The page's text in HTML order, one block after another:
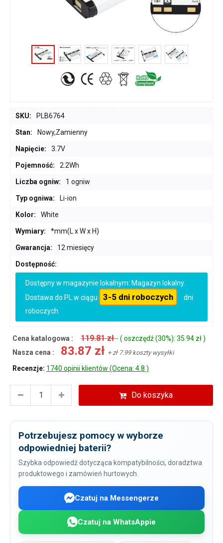
SKU: PLB6764
Stan: Nowy,Zamienny
Napięcie: 3.7V
Pojemność: 2.2Wh
Liczba ogniw: 1 ogniw
Typ ogniwa: Li-ion
Kolor: White
Wymiary: *mm(L x W x H)
Gwarancja: 12 miesięcy
Dostępność:
Dostępny w magazynie lokalnym: Magazyn lokalny.
Dostawa do PL w ciągu
3-5 dni roboczych
dni
roboczych.
Cena katalogowa : 119.81 zł- ( oszczędź (30%): 35.94 zł )
Nasza cena :
83.87 zł + zł 7.99 koszty wysyłki
Recenzje: 1740 opinii klientów (Ocena: 4.8 )
Do koszyka
Potrzebujesz pomocy w wyborze
odpowiedniej baterii?
Szybka odpowiedź dotycząca kompatybilności, doradztwa
produktowego i zamówień hurtowych.
Czatuj na Messengerze
Czatuj na WhatsAppie